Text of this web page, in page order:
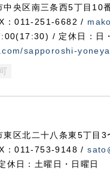
央区南三条西5丁目10
：011-251-6682 /
/ 定休日：日
sapporoshi-
区北二十八条東5丁目3
：011-753-9148 /
日：土曜日・日曜日